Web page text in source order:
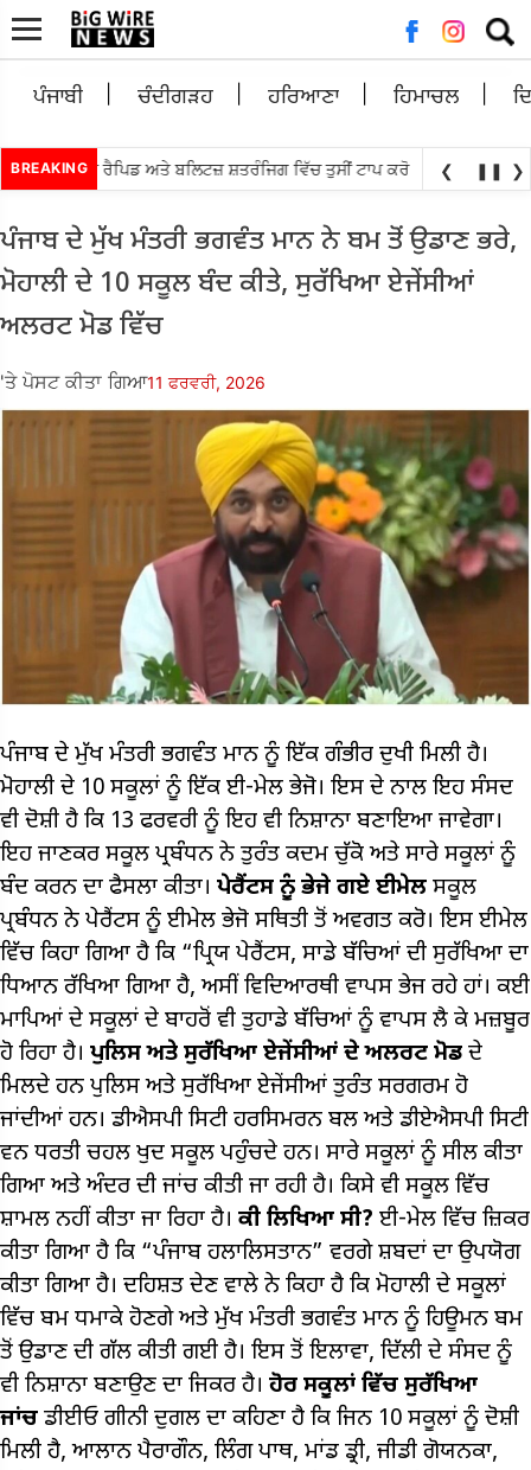
ਲਈ
ਖੋਜ:
ਪੰਜਾਬੀ ਚੰਦੀਗੜਹ ਹਰਿਆਣਾ ਹਿਮਾਚਲ
BREAKING
ਲੁਈਸ ਰੈਪਿਡ ਅਤੇ ਬਲਿਟਜ਼ ਸ਼ਤਰੰਜਿਗ ਵਿੱਚ ਤੁਸੀਂ ਟਾਪ ਕਰੋ • ਅੱਗੇ ਤਰਨ ਤਾਰਨ
❮ ❚❚ ❯
ਪੰਜਾਬ ਦੇ ਮੁੱਖ ਮੰਤਰੀ ਭਗਵੰਤ ਮਾਨ ਨੇ ਬਮ ਤੋਂ ਉਡਾਣ ਭਰੇ,
ਮੋਹਾਲੀ ਦੇ 10 ਸਕੂਲ ਬੰਦ ਕੀਤੇ, ਸੁਰੱਖਿਆ ਏਜੇਂਸੀਆਂ
ਅਲਰਟ ਮੋਡ ਵਿੱਚ
'ਤੇ ਪੋਸਟ ਕੀਤਾ ਗਿਆ11 ਫਰਵਰੀ, 2026
ਪੰਜਾਬ ਦੇ ਮੁੱਖ ਮੰਤਰੀ ਭਗਵੰਤ ਮਾਨ ਨੂੰ ਇੱਕ ਗੰਭੀਰ ਦੁਖੀ ਮਿਲੀ ਹੈ।
ਮੋਹਾਲੀ ਦੇ 10 ਸਕੂਲਾਂ ਨੂੰ ਇੱਕ ਈ-ਮੇਲ ਭੇਜੋ। ਇਸ ਦੇ ਨਾਲ ਇਹ ਸੰਸਦ
ਵੀ ਦੋਸ਼ੀ ਹੈ ਕਿ 13 ਫਰਵਰੀ ਨੂੰ ਇਹ ਵੀ ਨਿਸ਼ਾਨਾ ਬਣਾਇਆ ਜਾਵੇਗਾ।
ਇਹ ਜਾਣਕਰ ਸਕੂਲ ਪ੍ਰਬੰਧਨ ਨੇ ਤੁਰੰਤ ਕਦਮ ਚੁੱਕੋ ਅਤੇ ਸਾਰੇ ਸਕੂਲਾਂ ਨੂੰ
ਬੰਦ ਕਰਨ ਦਾ ਫੈਸਲਾ ਕੀਤਾ। ਪੇਰੈਂਟਸ ਨੂੰ ਭੇਜੇ ਗਏ ਈਮੇਲ ਸਕੂਲ
ਪ੍ਰਬੰਧਨ ਨੇ ਪੇਰੈਂਟਸ ਨੂੰ ਈਮੇਲ ਭੇਜੋ ਸਥਿਤੀ ਤੋਂ ਅਵਗਤ ਕਰੋ। ਇਸ ਈਮੇਲ
ਵਿੱਚ ਕਿਹਾ ਗਿਆ ਹੈ ਕਿ “ਪ੍ਰਿਯ ਪੇਰੈਂਟਸ, ਸਾਡੇ ਬੱਚਿਆਂ ਦੀ ਸੁਰੱਖਿਆ ਦਾ
ਧਿਆਨ ਰੱਖਿਆ ਗਿਆ ਹੈ, ਅਸੀਂ ਵਿਦਿਆਰਥੀ ਵਾਪਸ ਭੇਜ ਰਹੇ ਹਾਂ। ਕਈ
ਮਾਪਿਆਂ ਦੇ ਸਕੂਲਾਂ ਦੇ ਬਾਹਰੋਂ ਵੀ ਤੁਹਾਡੇ ਬੱਚਿਆਂ ਨੂੰ ਵਾਪਸ ਲੈ ਕੇ ਮਜ਼ਬੂਰ
ਹੋ ਰਿਹਾ ਹੈ। ਪੁਲਿਸ ਅਤੇ ਸੁਰੱਖਿਆ ਏਜੇਂਸੀਆਂ ਦੇ ਅਲਰਟ ਮੋਡ ਦੇ
ਮਿਲਦੇ ਹਨ ਪੁਲਿਸ ਅਤੇ ਸੁਰੱਖਿਆ ਏਜੇਂਸੀਆਂ ਤੁਰੰਤ ਸਰਗਰਮ ਹੋ
ਜਾਂਦੀਆਂ ਹਨ। ਡੀਐਸਪੀ ਸਿਟੀ ਹਰਸਿਮਰਨ ਬਲ ਅਤੇ ਡੀਏਐਸਪੀ ਸਿਟੀ
ਵਨ ਧਰਤੀ ਚਹਲ ਖੁਦ ਸਕੂਲ ਪਹੁੰਚਦੇ ਹਨ। ਸਾਰੇ ਸਕੂਲਾਂ ਨੂੰ ਸੀਲ ਕੀਤਾ
ਗਿਆ ਅਤੇ ਅੰਦਰ ਦੀ ਜਾਂਚ ਕੀਤੀ ਜਾ ਰਹੀ ਹੈ। ਕਿਸੇ ਵੀ ਸਕੂਲ ਵਿੱਚ
ਸ਼ਾਮਲ ਨਹੀਂ ਕੀਤਾ ਜਾ ਰਿਹਾ ਹੈ। ਕੀ ਲਿਖਿਆ ਸੀ? ਈ-ਮੇਲ ਵਿੱਚ ਜ਼ਿਕਰ
ਕੀਤਾ ਗਿਆ ਹੈ ਕਿ “ਪੰਜਾਬ ਹਲਾਲਿਸਤਾਨ” ਵਰਗੇ ਸ਼ਬਦਾਂ ਦਾ ਉਪਯੋਗ
ਕੀਤਾ ਗਿਆ ਹੈ। ਦਹਿਸ਼ਤ ਦੇਣ ਵਾਲੇ ਨੇ ਕਿਹਾ ਹੈ ਕਿ ਮੋਹਾਲੀ ਦੇ ਸਕੂਲਾਂ
ਵਿੱਚ ਬਮ ਧਮਾਕੇ ਹੋਣਗੇ ਅਤੇ ਮੁੱਖ ਮੰਤਰੀ ਭਗਵੰਤ ਮਾਨ ਨੂੰ ਹਿਊਮਨ ਬਮ
ਤੋਂ ਉਡਾਣ ਦੀ ਗੱਲ ਕੀਤੀ ਗਈ ਹੈ। ਇਸ ਤੋਂ ਇਲਾਵਾ, ਦਿੱਲੀ ਦੇ ਸੰਸਦ ਨੂੰ
ਵੀ ਨਿਸ਼ਾਨਾ ਬਣਾਉਣ ਦਾ ਜਿਕਰ ਹੈ। ਹੋਰ ਸਕੂਲਾਂ ਵਿੱਚ ਸੁਰੱਖਿਆ
ਜਾਂਚ ਡੀਈਓ ਗੀਨੀ ਦੁਗਲ ਦਾ ਕਹਿਣਾ ਹੈ ਕਿ ਜਿਨ 10 ਸਕੂਲਾਂ ਨੂੰ ਦੋਸ਼ੀ
ਮਿਲੀ ਹੈ, ਆਲਾਨ ਪੈਰਾਗੌਨ, ਲਿੰਗ ਪਾਥ, ਮਾਂਡ ਡ੍ਰੀ, ਜੀਡੀ ਗੋਯਨਕਾ,